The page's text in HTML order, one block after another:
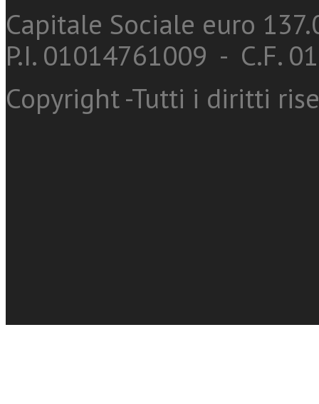
Capitale Sociale euro
P.I. 01014761009 - C.F.
Copyright -Tutti i diritti